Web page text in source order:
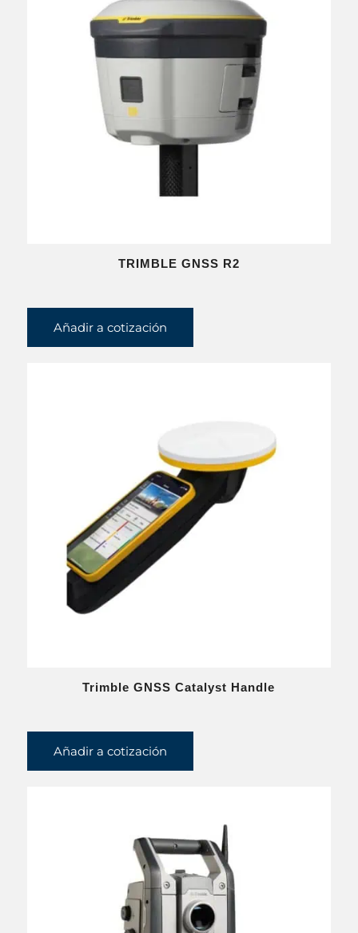
TRIMBLE GNSS R2
Añadir a cotización
Trimble GNSS Catalyst Handle
Añadir a cotización